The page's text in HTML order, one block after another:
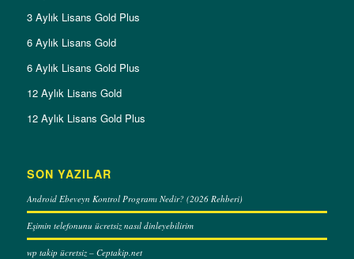
3 Aylık Lisans Gold Plus
6 Aylık Lisans Gold
6 Aylık Lisans Gold Plus
12 Aylık Lisans Gold
12 Aylık Lisans Gold Plus
SON YAZILAR
Android Ebeveyn Kontrol Programı Nedir? (2026 Rehberi)
Eşimin telefonunu ücretsiz nasıl dinleyebilirim
wp takip ücretsiz – Ceptakip.net